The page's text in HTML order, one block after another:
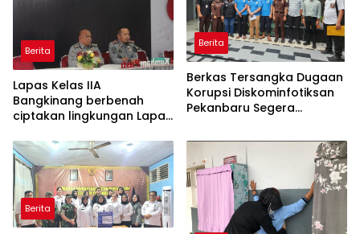
Berita
Lapas Kelas IIA
Bangkinang berbenah
ciptakan lingkungan Lapas
serta memberantas
Handphone, pungutan liar
dan narkoba (Halinar).
Berita
Berkas Tersangka Dugaan
Korupsi Diskominfotiksan
Pekanbaru Segera
Berita